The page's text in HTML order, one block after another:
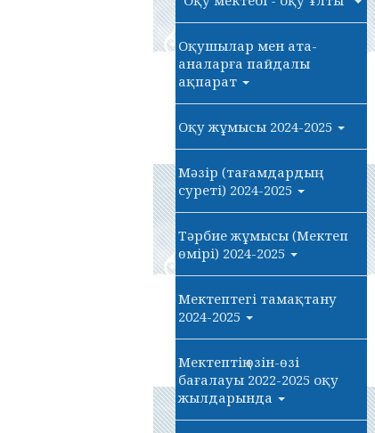
Оқушылар мен ата-
аналарға пайдалы
ақпарат
Оқу жұмысы 2024-2025
Мәзір (тағамдардың
суреті) 2024-2025
Тәрбие жұмысы (Мектеп
өмірі) 2024-2025
Мектептегі тамақтану
2024-2025
Мектептің өзін-өзі
бағалауы 2022-2025 оқу
жылдарында